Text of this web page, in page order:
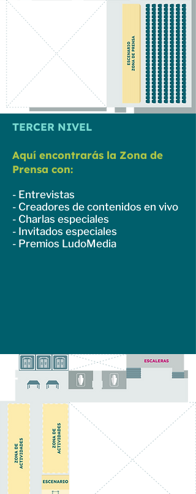
TERCER NIVEL
Aquí encontrarás la Zona de
Prensa con:
- Entrevistas
- Creadores de contenidos en vivo
- Charlas especiales
- Invitados especiales
- Premios LudoMedia